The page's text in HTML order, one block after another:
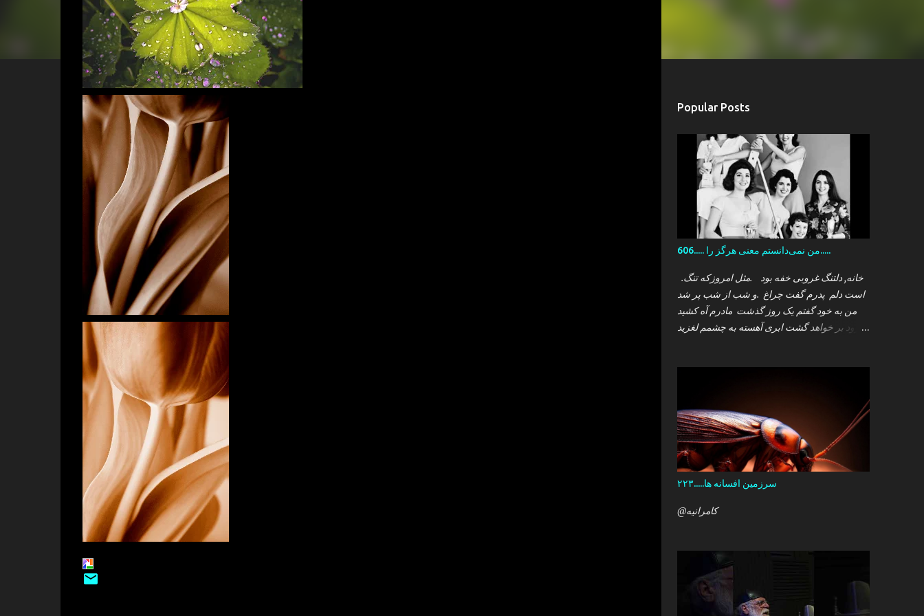
Popular Posts
606..... من نمی‌دانستم معنی هرگز را.....
.خانه, دلتنگ غروبی خفه بود .مثل امروزکه تنگ
است دلم پدرم گفت چراغ .و شب از شب پر شد
من به خود گفتم یک روز گذشت مادرم آه کشید
.زود بر خواهد گشت ابری آهسته به چشمم لغزید
سرزمین افسانه ها.....۲۲۳
@کامرانیه